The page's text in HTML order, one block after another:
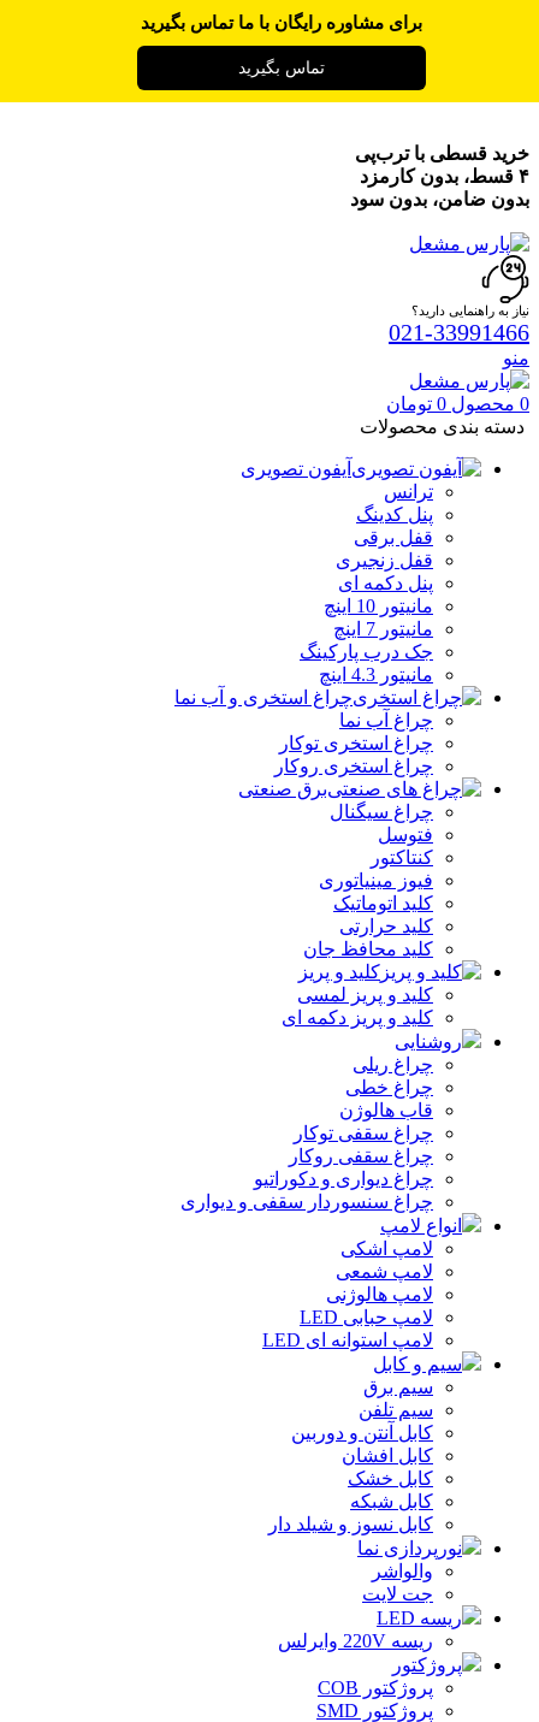
خرید قسطی با ترب‌پی
۴ قسط، بدون کارمزد
بدون ضامن، بدون سود
نیاز به راهنمایی دارید؟
021-33991466
منو
0 محصول 0 تومان
دسته بندی محصولات
آیفون تصویری
ترانس
پنل کدینگ
قفل برقی
قفل زنجیری
پنل دکمه‌ ای
مانیتور 10 اینچ
مانیتور 7 اینچ
جک درب پارکینگ
مانیتور 4.3 اینچ
چراغ استخری و آب نما
چراغ آب نما
چراغ استخری توکار
چراغ استخری روکار
برق صنعتی
چراغ سیگنال
فتوسل
کنتاکتور
فیوز مینیاتوری
کلید اتوماتیک
کلید حرارتی
کلید محافظ جان
کلید و پریز
کلید و پریز لمسی
کلید و پریز دکمه‌ ای
روشنایی
چراغ ریلی
چراغ خطی
قاب هالوژن
چراغ سقفی توکار
چراغ سقفی روکار
چراغ دیواری و دکوراتیو
چراغ سنسوردار سقفی و دیواری
انواع لامپ
لامپ اشکی
لامپ شمعی
لامپ هالوژنی
لامپ حبابی LED
لامپ استوانه ای LED
سیم و کابل
سیم برق
سیم تلفن
کابل آنتن و دوربین
کابل افشان
کابل خشک
کابل شبکه
کابل نسوز و شیلد دار
نورپردازی نما
والواشر
جت لایت
ریسه LED
ریسه 220V وایرلس
پروژکتور
پروژکتور COB
پروژکتور SMD
برای مشاوره رایگان با ما تماس بگیرید
تماس بگیرید